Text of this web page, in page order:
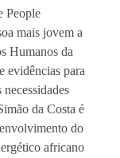
People
mais jovem a
Humanos da
evidências para
da Costa é
do
africano